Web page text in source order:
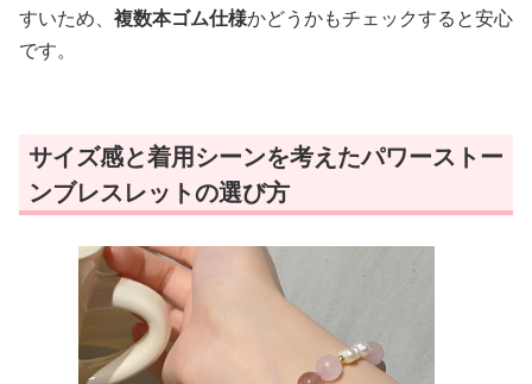
すいため、 複数本ゴム仕様かどうかもチェックすると安心
です。
サイズ感と着用シーンを考えたパワーストー
ンブレスレットの選び方